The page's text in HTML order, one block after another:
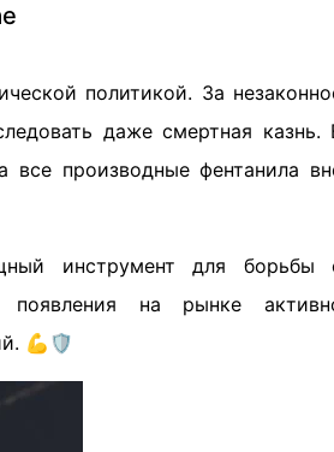
политикой. За
даже смертная казнь.
все производные фентанила
инструмент для борьбы
на рынке
💪🛡️